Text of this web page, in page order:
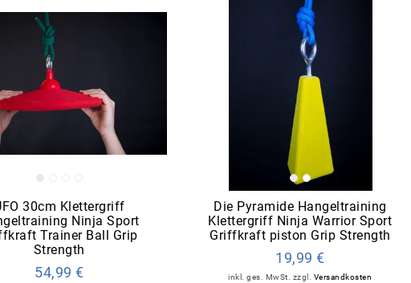
30cm Klettergriff
Ninja Sport
Trainer Ball Grip
Strength
54,99 €
Die Pyramide Hangeltraining
Klettergriff Ninja Warrior Sport
Griffkraft piston Grip Strength
19,99 €
inkl. ges. MwSt. zzgl. Versandkosten